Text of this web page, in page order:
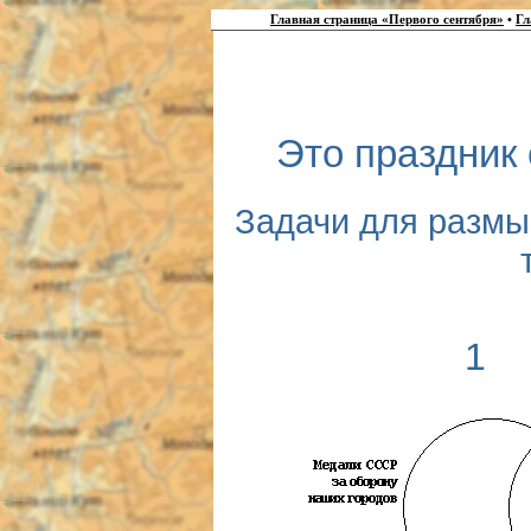
Главная страница «Первого сентября» •
Это праздник
Задачи для
1